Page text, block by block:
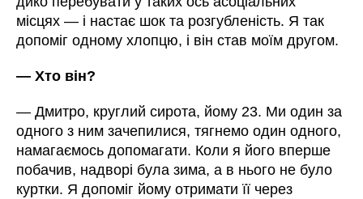
місцях — і настає шок та розгубленість. Я так
допоміг одному хлопцю, і він став моїм другом.
— Хто він?
— Дмитро, круглий сирота, йому 23. Ми один за
одного з ним зачепилися, тягнемо один одного,
намагаємось допомагати. Коли я його вперше
побачив, надворі була зима, а в нього не було
куртки. Я допоміг йому отримати її через